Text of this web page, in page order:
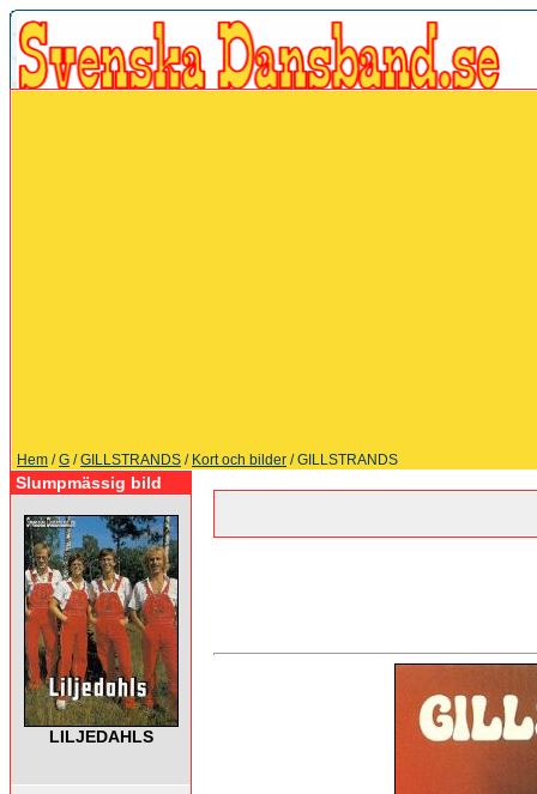
Hem /G /GILLSTRANDS / Kort och bilder / GILLSTRANDS
Slumpmässig bild
LILJEDAHLS